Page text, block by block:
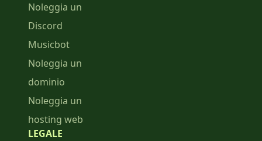
Noleggia un
Discord
Musicbot
Noleggia un
dominio
Noleggia un
hosting web
LEGALE